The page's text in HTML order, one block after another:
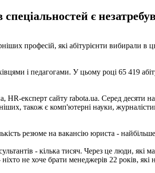
є
професій, які абітурієнти вибирали
і педагогами. У цьому році 65 419
HR-експерт сайту rabota.ua. Серед десяти
також є комп'ютерні науки,
резюме на вакансію юриста -
- кілька тисяч. Через це люди,
не хоче брати менеджерів 22 років,